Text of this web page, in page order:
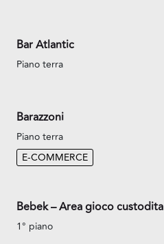
Bar Atlantic
Piano terra
Barazzoni
Piano terra
E-COMMERCE
Bebek – Area gioco custodita
1° piano